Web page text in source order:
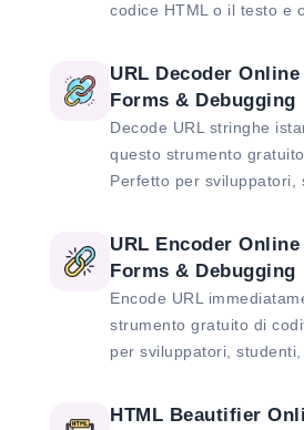
codice HTML o il testo e
URL Decoder
Forms & Debugging
Decode URL stringhe
questo strumento
Perfetto per sviluppatori,
URL Encoder
Forms & Debugging
Encode URL
strumento gratuito di
per sviluppatori, studenti,
HTML Beautifier